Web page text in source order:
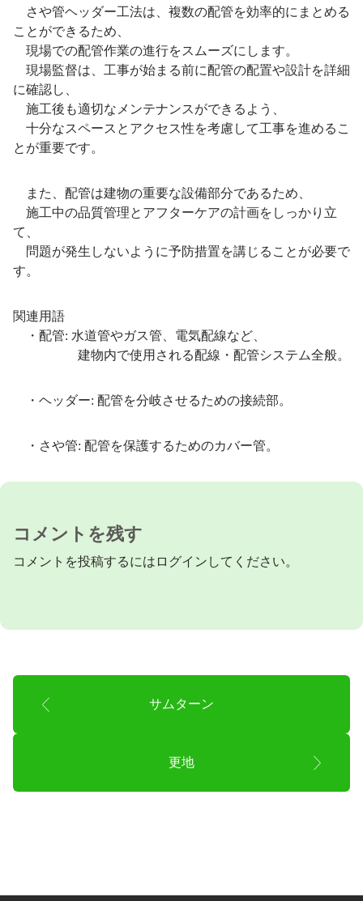
さや管ヘッダー工法は、複数の配管を効率的にまとめる
ことができるため、
現場での配管作業の進行をスムーズにします。
現場監督は、工事が始まる前に配管の配置や設計を詳細
に確認し、
施工後も適切なメンテナンスができるよう、
十分なスペースとアクセス性を考慮して工事を進めるこ
とが重要です。
また、配管は建物の重要な設備部分であるため、
施工中の品質管理とアフターケアの計画をしっかり立
て、
問題が発生しないように予防措置を講じることが必要で
す。
関連用語
・配管: 水道管やガス管、電気配線など、
建物内で使用される配線・配管システム全般。
・ヘッダー: 配管を分岐させるための接続部。
・さや管: 配管を保護するためのカバー管。
コメントを残す
コメントを投稿するには ログイン してください。
サムターン
更地